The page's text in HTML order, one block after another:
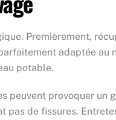
Premièrement,
adaptée au
potable.
peuvent provoquer un
pas de fissures.